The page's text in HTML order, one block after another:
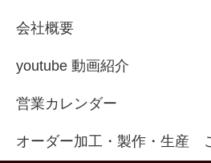
会社概要
youtube 動画紹介
営業カレンダー
オーダー加工・製作・生産